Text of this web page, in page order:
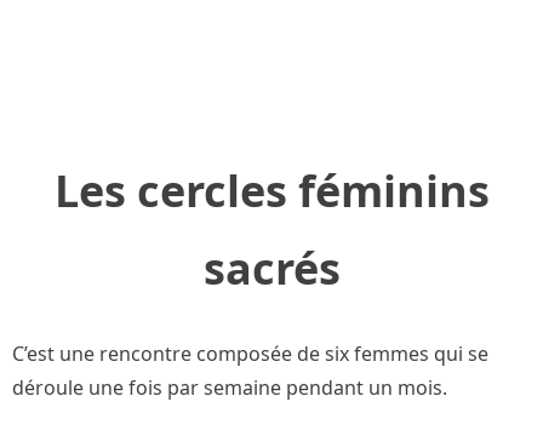
Les cercles féminins
sacrés
C’est une rencontre composée de six femmes qui se
déroule une fois par semaine pendant un mois.